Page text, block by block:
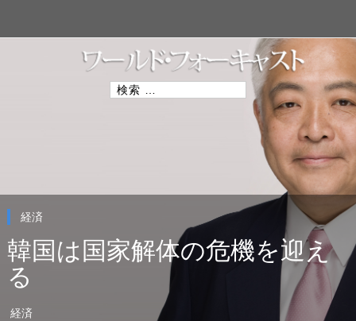
i
t
検
経済
韓国は国家解体の危機を迎え
る
経済